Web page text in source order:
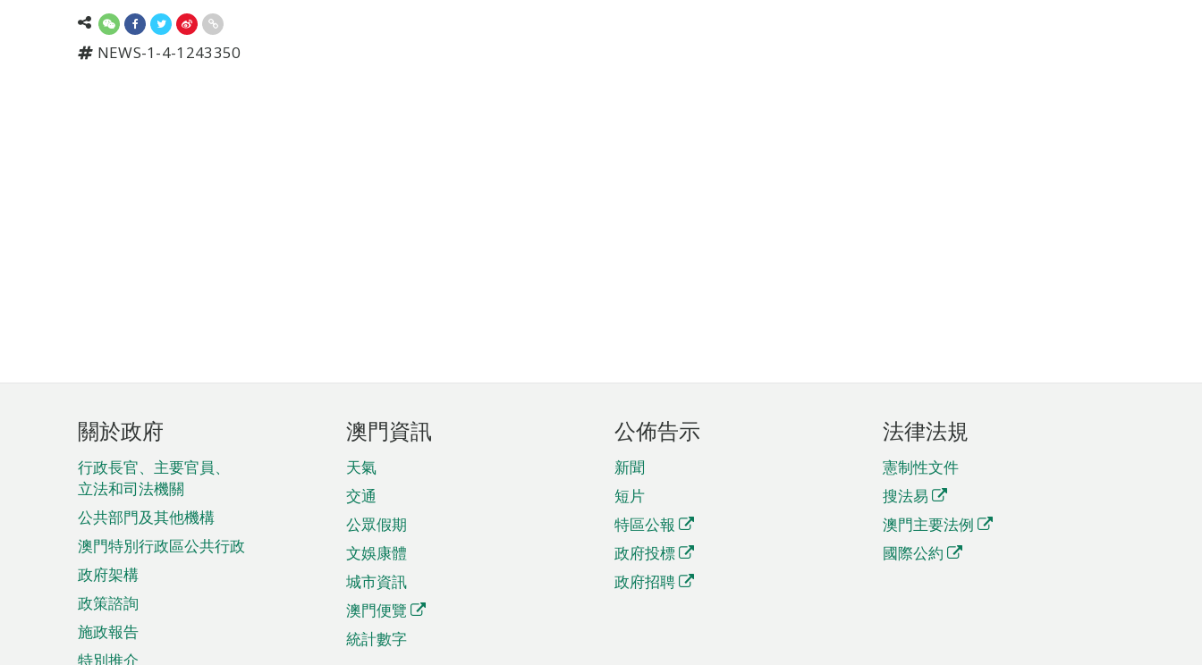
NEWS-1-4-1243350
頁
腳
菜
單
關於政府
行政長官、主要官員、
立法和司法機關
公共部門及其他機構
澳門特別行政區公共行政
政府架構
政策諮詢
施政報告
特別推介
澳門資訊
天氣
交通
公眾假期
文娛康體
城市資訊
澳門便覽
統計數字
公佈告示
新聞
短片
特區公報
政府投標
政府招聘
法律法規
憲制性文件
搜法易
澳門主要法例
國際公約